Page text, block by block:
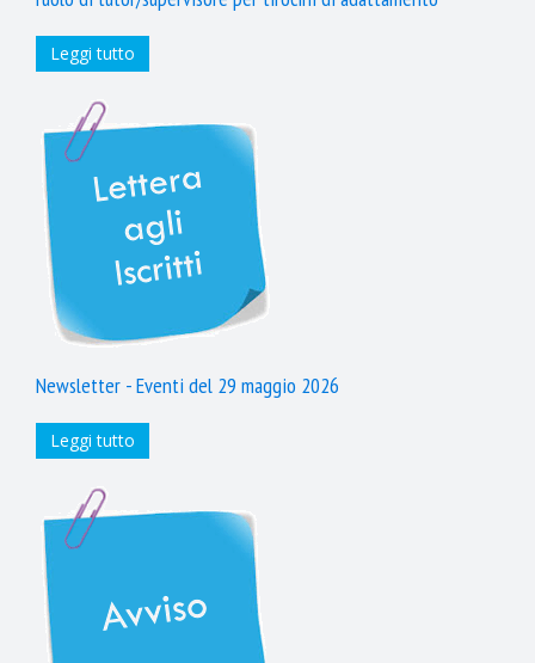
Leggi tutto
Newsletter - Eventi del 29 maggio 2026
Leggi tutto